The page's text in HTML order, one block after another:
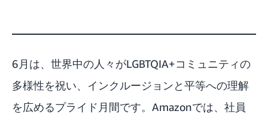
6月は、世界中の人々がLGBTQIA+コミュニティの
多様性を祝い、インクルージョンと平等への理解
を広めるプライド月間です。Amazonでは、社員